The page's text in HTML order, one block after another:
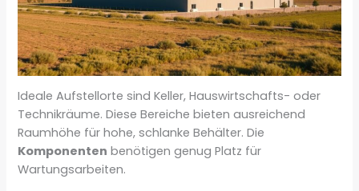
Ideale Aufstellorte sind Keller, Hauswirtschafts- oder
Technikräume. Diese Bereiche bieten ausreichend
Raumhöhe für hohe, schlanke Behälter. Die
Komponenten benötigen genug Platz für
Wartungsarbeiten.